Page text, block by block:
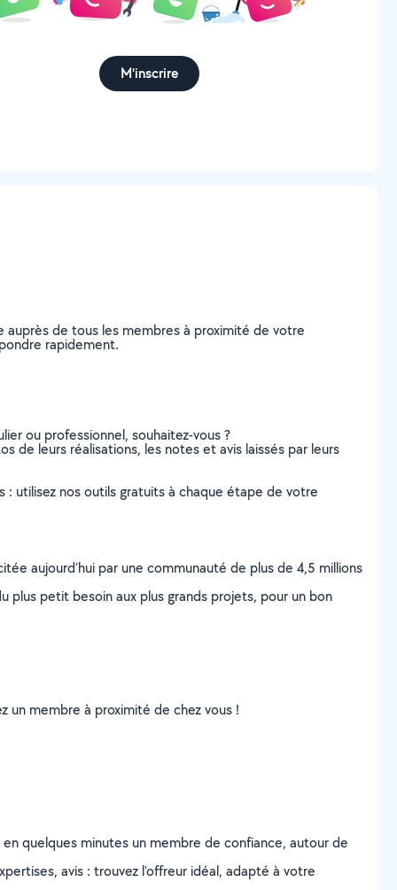
M'inscrire
auprès de tous les membres à proximité de votre
rapidement.
ou professionnel, souhaitez-vous ?
de leurs réalisations, les notes et avis laissés par leurs
: utilisez nos outils gratuits à chaque étape de votre
aujourd’hui par une communauté de plus de 4,5 millions
plus petit besoin aux plus grands projets, pour un bon
un membre à proximité de chez vous !
quelques minutes un membre de confiance, autour de
avis : trouvez l'offreur idéal, adapté à votre